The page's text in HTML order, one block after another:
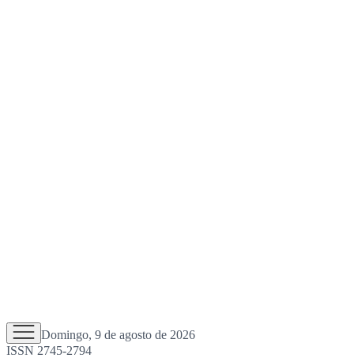
Domingo, 9 de agosto de 2026
ISSN 2745-2794